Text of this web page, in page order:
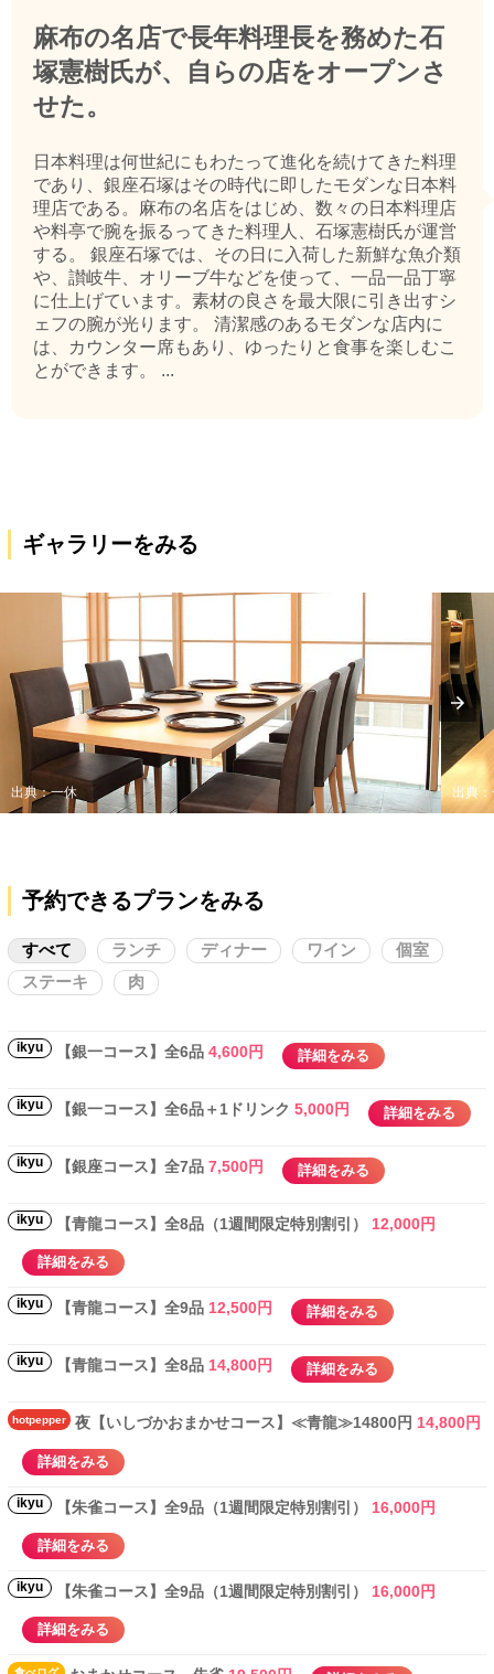
麻布の名店で長年料理長を務めた石
塚憲樹氏が、自らの店をオープンさ
せた。
日本料理は何世紀にもわたって進化を続けてきた料理
であり、銀座石塚はその時代に即したモダンな日本料
理店である。麻布の名店をはじめ、数々の日本料理店
や料亭で腕を振るってきた料理人、石塚憲樹氏が運営
する。 銀座石塚では、その日に入荷した新鮮な魚介類
や、讃岐牛、オリーブ牛などを使って、一品一品丁寧
に仕上げています。素材の良さを最大限に引き出すシ
ェフの腕が光ります。 清潔感のあるモダンな店内に
は、カウンター席もあり、ゆったりと食事を楽しむこ
とができます。 ...
ギャラリーをみる
出典：一休 出典
予約できるプランをみる
すべて
ikyu 【銀一コース】全6品 4,600円 詳細をみる
ikyu 【銀一コース】全6品＋1ドリンク 5,000円 詳細をみる
ikyu 【銀座コース】全7品 7,500円 詳細をみる
ikyu 【青龍コース】全8品（1週間限定特別割引） 12,000円
詳細をみる
ikyu 【青龍コース】全9品 12,500円 詳細をみる
ikyu 【青龍コース】全8品 14,800円 詳細をみる
hotpepper 夜【いしづかおまかせコース】≪青龍≫14800円 14,800円
詳細をみる
ikyu 【朱雀コース】全9品（1週間限定特別割引） 16,000円
詳細をみる
ikyu 【朱雀コース】全9品（1週間限定特別割引） 16,000円
詳細をみる
ランチ ディナー ワイン
個室
ステーキ
肉